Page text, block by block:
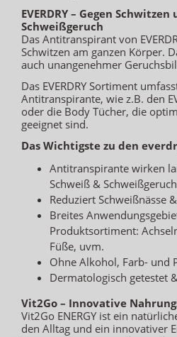
EVERDRY – Gegen
Schweißgeruch
Das Antitranspirant von
Schwitzen am ganzen Körper.
auch unangenehmer
Das EVERDRY Sortiment
Antitranspirante, wie z.B. den
oder die Body Tücher, die
geeignet sind.
Das Wichtigste zu den
Antitranspirante wirken
Schweiß & Schweißgeruch
Reduziert Schweißnässe
Breites
Produktsortiment:
Füße, uvm.
Ohne Alkohol, Farb- und
Dermatologisch getestet
Vit2Go – Innovative
Vit2Go ENERGY ist ein
den Alltag und ein innovativer